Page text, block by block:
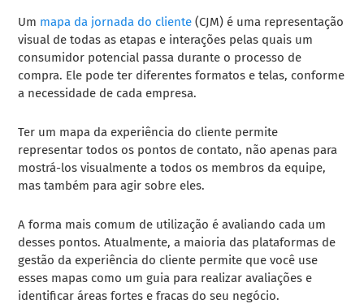
Um mapa da jornada do cliente (CJM) é uma representação
visual de todas as etapas e interações pelas quais um
consumidor potencial passa durante o processo de
compra. Ele pode ter diferentes formatos e telas, conforme
a necessidade de cada empresa.
Ter um mapa da experiência do cliente permite
representar todos os pontos de contato, não apenas para
mostrá-los visualmente a todos os membros da equipe,
mas também para agir sobre eles.
A forma mais comum de utilização é avaliando cada um
desses pontos. Atualmente, a maioria das plataformas de
gestão da experiência do cliente permite que você use
esses mapas como um guia para realizar avaliações e
identificar áreas fortes e fracas do seu negócio.